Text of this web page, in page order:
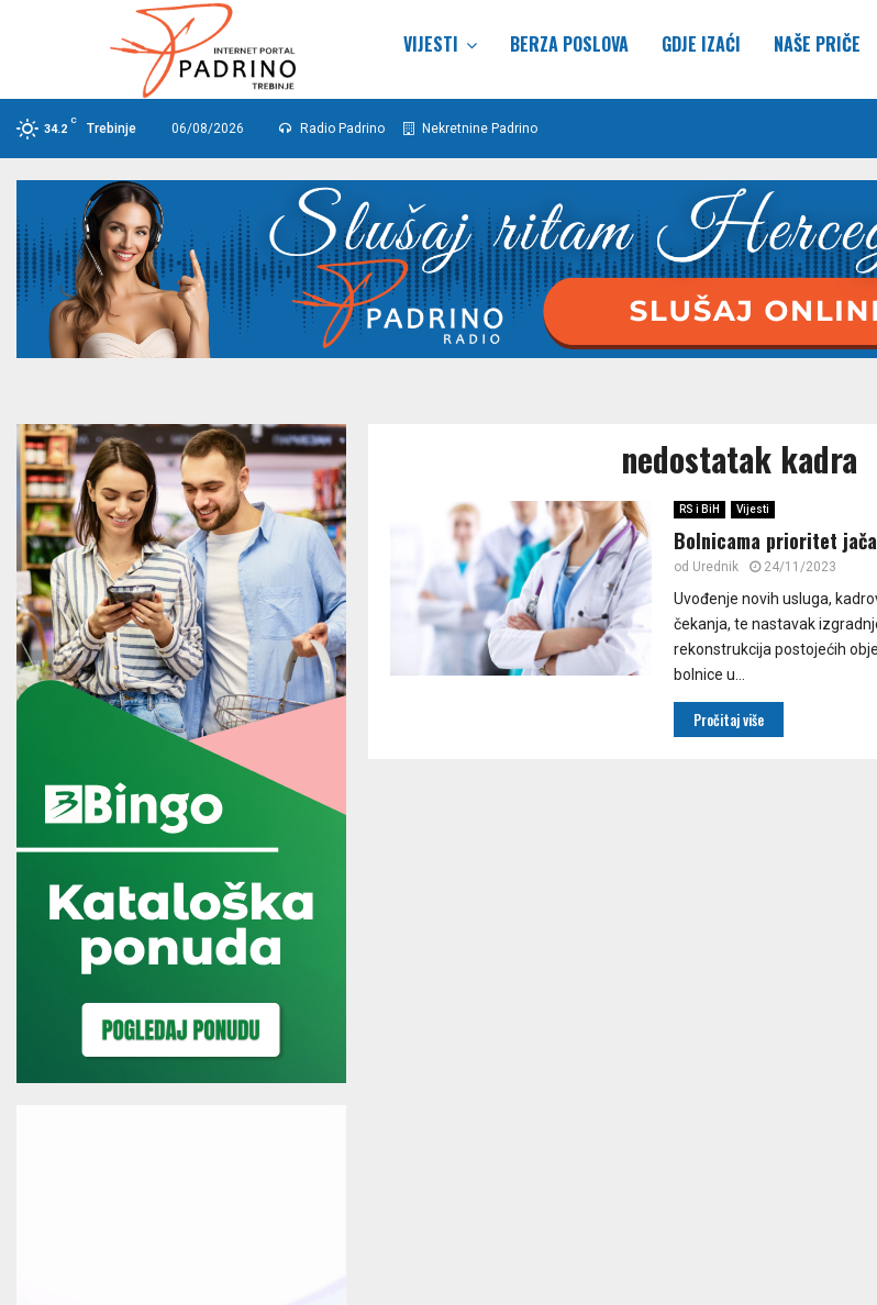
VIJESTI BERZA POSLOVA GDJE IZAĆI NAŠE PRIČE
34.2
C
Trebinje 06/08/2026 Radio Padrino Nekretnine Padrino
nedostatak kadra
RS i BiH Vijesti
Bolnicama prioritet
od Urednik 24/11/2023
Uvođenje novih usluga,
čekanja, te nastavak
rekonstrukcija postojećih
bolnice u...
Pročitaj više